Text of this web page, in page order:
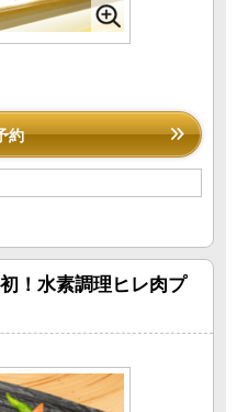
約
！水素調理ヒレ肉プ